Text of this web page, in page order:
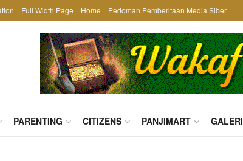
Full Width Page Home Pedoman Pemberitaan Media Siber
PARENTING CITIZENS PANJIMART GALERI